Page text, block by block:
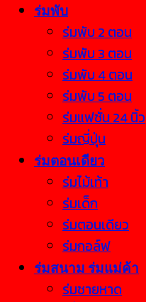
ร่มพับ
ร่มพับ 2 ตอน
ร่มพับ 3 ตอน
ร่มพับ 4 ตอน
ร่มพับ 5 ตอน
ร่มแฟชั่น 24 นิ้ว
ร่มญี่ปุ่น
ร่มตอนเดียว
ร่มไม้เท้า
ร่มเด็ก
ร่มตอนเดียว
ร่มกอล์ฟ
ร่มสนาม ร่มแม่ค้า
ร่มชายหาด